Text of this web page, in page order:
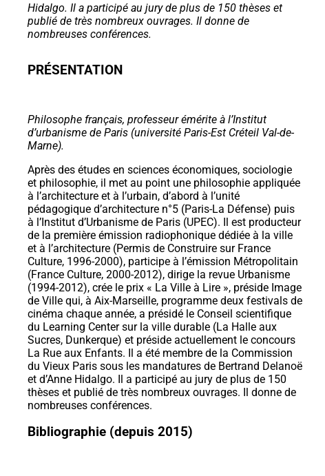
Hidalgo. Il a participé au jury de plus de 150 thèses et
publié de très nombreux ouvrages. Il donne de
nombreuses conférences.
PRÉSENTATION
Philosophe français, professeur émérite à l’Institut
d’urbanisme de Paris (université Paris-Est Créteil Val-de-
Marne).
Après des études en sciences économiques, sociologie
et philosophie, il met au point une philosophie appliquée
à l’architecture et à l’urbain, d’abord à l’unité
pédagogique d’architecture n°5 (Paris-La Défense) puis
à l’Institut d’Urbanisme de Paris (UPEC). Il est producteur
de la première émission radiophonique dédiée à la ville
et à l’architecture (Permis de Construire sur France
Culture, 1996-2000), participe à l’émission Métropolitain
(France Culture, 2000-2012), dirige la revue Urbanisme
(1994-2012), crée le prix « La Ville à Lire », préside Image
de Ville qui, à Aix-Marseille, programme deux festivals de
cinéma chaque année, a présidé le Conseil scientifique
du Learning Center sur la ville durable (La Halle aux
Sucres, Dunkerque) et préside actuellement le concours
La Rue aux Enfants. Il a été membre de la Commission
du Vieux Paris sous les mandatures de Bertrand Delanoë
et d’Anne Hidalgo. Il a participé au jury de plus de 150
thèses et publié de très nombreux ouvrages. Il donne de
nombreuses conférences.
Bibliographie (depuis 2015)